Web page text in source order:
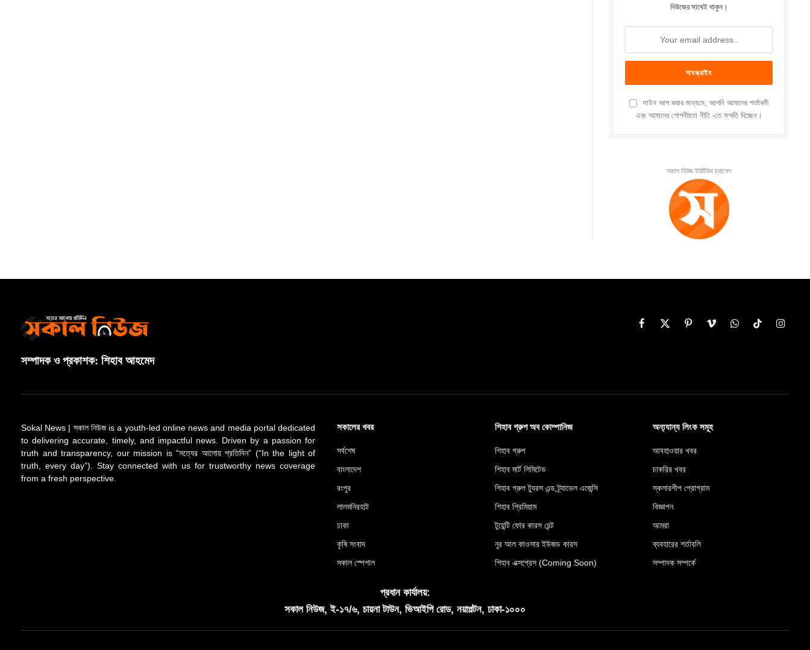
নিউজের সাথেই থাকুন।
সাইন আপ করার মাধ্যমে, আপনি আমাদের শর্তাবলী
এবং আমাদের গোপনীয়তা নীতি -তে সম্মতি দিচ্ছেন।
সকাল নিউজ ইউটিউব চ্যানেল
সম্পাদক ও প্রকাশক: শিহাব আহমেদ
Facebook
X
PinterestVimeoWhatsAppTikTok
Sokal News | সকাল নিউজ is a youth-led online news and media portal dedicated
to delivering accurate, timely, and impactful news. Driven by a passion for
truth and transparency, our mission is “সত্যের আলোয় প্রতিদিন” (“In the light of
truth, every day”). Stay connected with us for trustworthy news coverage
from a fresh perspective.
সকালের খবর
সর্বশেষ
বাংলাদেশ
রংপুর
লালমনিরহাট
ঢাকা
কৃষি সংবাদ
সকাল স্পেশাল
শিহাব গ্রুপ অব কোম্পানিজ
শিহাব গ্রুপ
শিহাব মার্ট লিমিটেড
শিহাব গ্রুপ ট্যুরস এন্ড ট্র্যাভেল এজেন্সি
শিহাব প্রিমিয়াম
টুয়েন্টি ফোর কারস রেন্ট
নুর আল কাওসার ইউজড কারস
শিহাব এক্সপ্রেস (Coming Soon)
অন্য্যান্য লিংক সমূহ
আবহাওয়ার খবর
চাকরির খবর
স্কলারশীপ প্রোগ্রাম
বিজ্ঞাপন
আমরা
ব্যবহারের শর্তাবলি
সম্পাদক সম্পর্কে
প্রধান কার্যালয়:
সকাল নিউজ, ই-১৭/৬, চায়না টাউন, ভিআইপি রোড, নয়াপল্টন, ঢাকা-১০০০